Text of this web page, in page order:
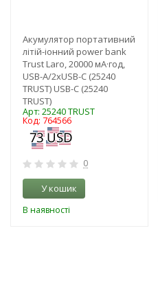
Акумулятор портативний
літій-іонний power bank
Trust Laro, 20000 мА·год,
USB-A/2хUSB-C (25240
TRUST) USB-C (25240
TRUST)
Арт: 25240 TRUST
Код: 764566
0
У кошик
В наявності